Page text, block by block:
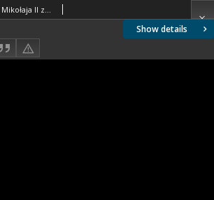
Show details
Fotografia daru dla cara Mikołaja II za wyrażenie zgody na budowę Instytutu Politechnicznego